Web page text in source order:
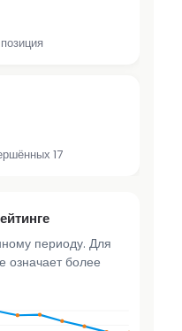
17
периоду. Для
означает более